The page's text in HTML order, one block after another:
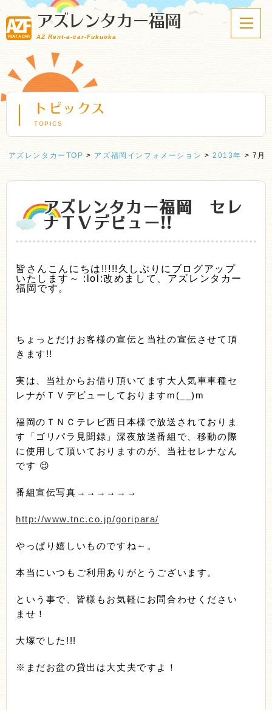
アズレンタカー福岡
AZ Rent-a-car-Fukuoka
トピックス
TOPICS
アズレンタカーTOP > アズ福岡インフォメーション > 2013年 > 7月
アズレンタカー福岡 セレ
ナＴＶデビュー!!
皆さんこんにちは!!!!!久しぶりにブログアップ
いたします～ :lol:改めまして、アズレンタカー
福岡です。
ちょっとだけお客様の宣伝と当社の宣伝させて頂
きます!!
実は、当社からお借り頂いてます大人気車車種セ
レナがＴＶデビューしておりますm(__)m
福岡のＴＮＣテレビ西日本様で放送されておりま
す「ゴリパラ見聞録」深夜放送番組で、移動の際
に使用して頂いておりますのが、当社セレナなん
です 😉
番組宣伝写真→→→→→→
http://www.tnc.co.jp/goripara/
やっぱり嬉しいものですね～。
本当にいつもご利用ありがとうございます。
という事で、皆様もお気軽にお問合わせください
ませ！
大塚でした!!!
※まだお盆の貸出は大丈夫ですよ！